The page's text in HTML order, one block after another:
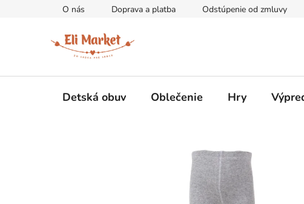
O nás Doprava a platba Odstúpenie od zmluvy
Detská obuv Oblečenie Hry